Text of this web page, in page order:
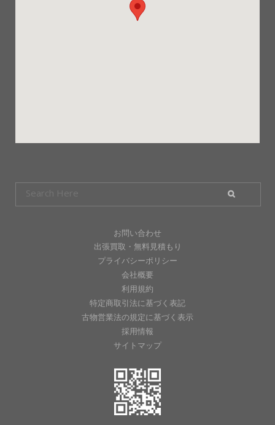
お問い合わせ
出張買取・無料見積もり
プライバシーポリシー
会社概要
利用規約
特定商取引法に基づく表記
古物営業法の規定に基づく表示
採用情報
サイトマップ